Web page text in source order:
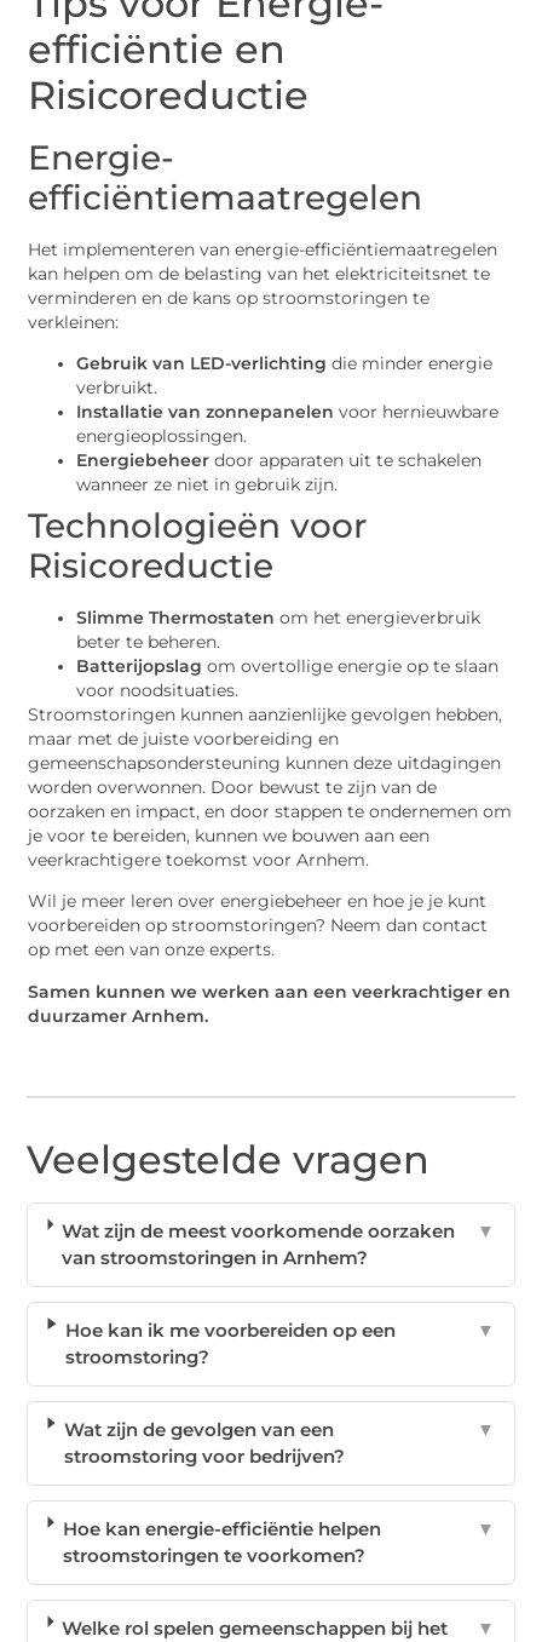
efficiëntie en
Risicoreductie
Energie-
efficiëntiemaatregelen
Het implementeren van energie-efficiëntiemaatregelen
kan helpen om de belasting van het elektriciteitsnet te
verminderen en de kans op stroomstoringen te
verkleinen:
Gebruik van LED-verlichting die minder energie
verbruikt.
Installatie van zonnepanelen voor hernieuwbare
energieoplossingen.
Energiebeheer door apparaten uit te schakelen
wanneer ze niet in gebruik zijn.
Technologieën voor
Risicoreductie
Slimme Thermostaten om het energieverbruik
beter te beheren.
Batterijopslag om overtollige energie op te slaan
voor noodsituaties.
Stroomstoringen kunnen aanzienlijke gevolgen hebben,
maar met de juiste voorbereiding en
gemeenschapsondersteuning kunnen deze uitdagingen
worden overwonnen. Door bewust te zijn van de
oorzaken en impact, en door stappen te ondernemen om
je voor te bereiden, kunnen we bouwen aan een
veerkrachtigere toekomst voor Arnhem.
Wil je meer leren over energiebeheer en hoe je je kunt
voorbereiden op stroomstoringen? Neem dan contact
op met een van onze experts.
Samen kunnen we werken aan een veerkrachtiger en
duurzamer Arnhem.
Veelgestelde vragen
Wat zijn de meest voorkomende oorzaken
van stroomstoringen in Arnhem?
▼
Hoe kan ik me voorbereiden op een
stroomstoring?
▼
Wat zijn de gevolgen van een
stroomstoring voor bedrijven?
▼
Hoe kan energie-efficiëntie helpen
stroomstoringen te voorkomen?
▼
Welke rol spelen gemeenschappen bij het
▼